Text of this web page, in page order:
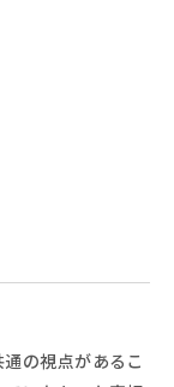
の視点があるこ